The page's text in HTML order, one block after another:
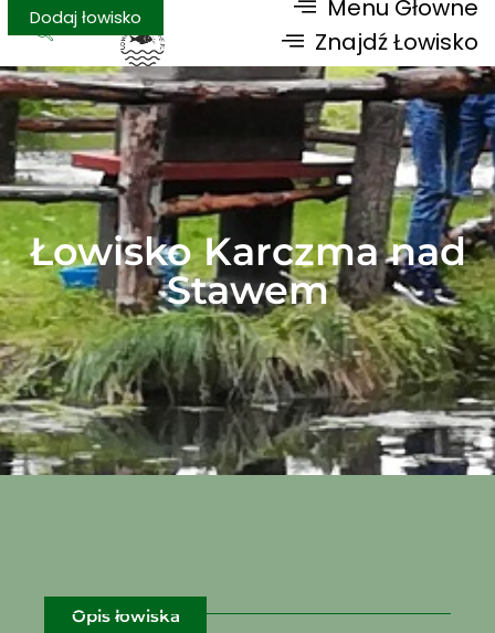
Znajdź Łowisko
Dodaj łowisko Menu Głowne
Łowisko Karczma nad
Stawem
Opis łowiska